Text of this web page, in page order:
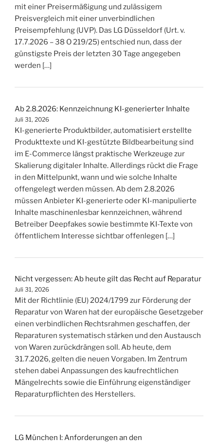
mit einer Preisermäßigung und zulässigem
Preisvergleich mit einer unverbindlichen
Preisempfehlung (UVP). Das LG Düsseldorf (Urt. v.
17.7.2026 – 38 O 219/25) entschied nun, dass der
günstigste Preis der letzten 30 Tage angegeben
werden […]
Ab 2.8.2026: Kennzeichnung KI-generierter Inhalte
Juli 31, 2026
KI-generierte Produktbilder, automatisiert erstellte
Produkttexte und KI-gestützte Bildbearbeitung sind
im E-Commerce längst praktische Werkzeuge zur
Skalierung digitaler Inhalte. Allerdings rückt die Frage
in den Mittelpunkt, wann und wie solche Inhalte
offengelegt werden müssen. Ab dem 2.8.2026
müssen Anbieter KI-generierte oder KI-manipulierte
Inhalte maschinenlesbar kennzeichnen, während
Betreiber Deepfakes sowie bestimmte KI-Texte von
öffentlichem Interesse sichtbar offenlegen […]
Nicht vergessen: Ab heute gilt das Recht auf Reparatur
Juli 31, 2026
Mit der Richtlinie (EU) 2024/1799 zur Förderung der
Reparatur von Waren hat der europäische Gesetzgeber
einen verbindlichen Rechtsrahmen geschaffen, der
Reparaturen systematisch stärken und den Austausch
von Waren zurückdrängen soll. Ab heute, dem
31.7.2026, gelten die neuen Vorgaben. Im Zentrum
stehen dabei Anpassungen des kaufrechtlichen
Mängelrechts sowie die Einführung eigenständiger
Reparaturpflichten des Herstellers.
LG München I: Anforderungen an den